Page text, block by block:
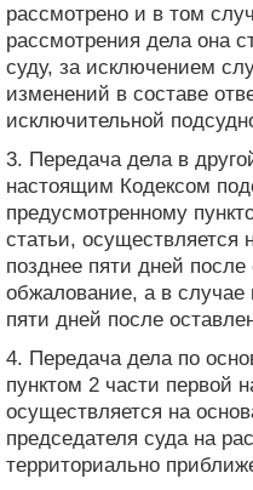
рассмотрено и в том
рассмотрения дела она
суду, за исключением
изменений в составе
исключительной
3. Передача дела в
настоящим Кодексом
предусмотренному
статьи, осуществляется
позднее пяти дней после
обжалование, а в
пяти дней после
4. Передача дела по
пунктом 2 части первой
осуществляется на
председателя суда на
территориально